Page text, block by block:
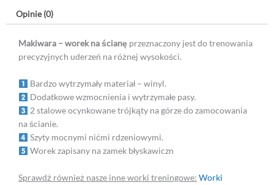
Opinie (0)
Makiwara – worek na ścianę przeznaczony jest do trenowania
precyzyjnych uderzeń na różnej wysokości.
Bardzo wytrzymały materiał – winyl.
Dodatkowe wzmocnienia i wytrzymałe pasy.
2 stalowe ocynkowane trójkąty na górze do zamocowania
na ścianie.
Szyty mocnymi nićmi rdzeniowymi.
Worek zapisany na zamek błyskawiczn
Sprawdź również nasze inne worki treningowe: Worki